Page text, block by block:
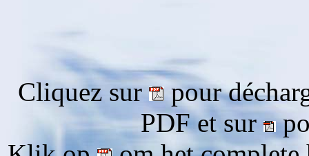
Cliquez sur pour
PDF et sur